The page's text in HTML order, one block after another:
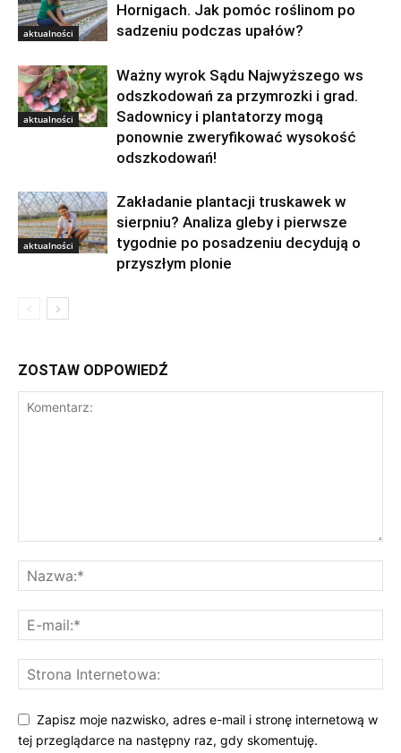
aktualności
Hornigach. Jak pomóc roślinom po
sadzeniu podczas upałów?
aktualności
Ważny wyrok Sądu Najwyższego ws
odszkodowań za przymrozki i grad.
Sadownicy i plantatorzy mogą
ponownie zweryfikować wysokość
odszkodowań!
aktualności
Zakładanie plantacji truskawek w
sierpniu? Analiza gleby i pierwsze
tygodnie po posadzeniu decydują o
przyszłym plonie
ZOSTAW ODPOWIEDŹ
Zapisz moje nazwisko, adres e-mail i stronę internetową w
tej przeglądarce na następny raz, gdy skomentuję.